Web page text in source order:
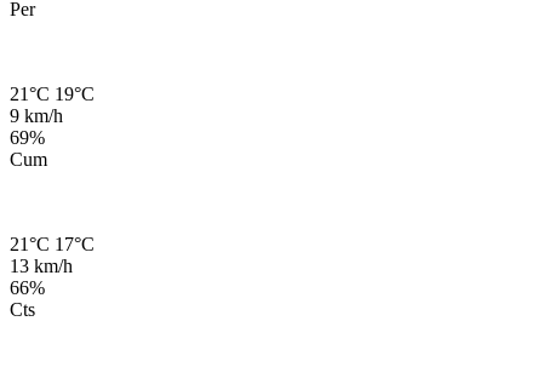
Per
21°C 19°C
9 km/h
69%
Cum
21°C 17°C
13 km/h
66%
Cts